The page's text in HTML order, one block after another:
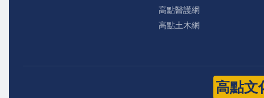
高點醫護網
高點土木網
高點文